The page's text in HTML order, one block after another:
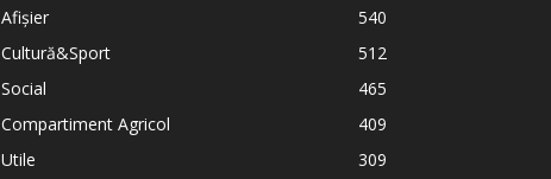
Afișier
540
Cultură&Sport
512
Social
465
Compartiment Agricol
409
Utile
309